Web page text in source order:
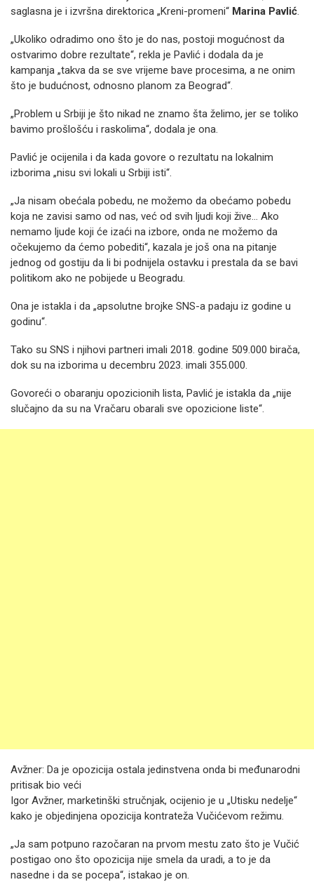
saglasna je i izvršna direktorica „Kreni-promeni“ Marina Pavlić.
„Ukoliko odradimo ono što je do nas, postoji mogućnost da
ostvarimo dobre rezultate“, rekla je Pavlić i dodala da je
kampanja „takva da se sve vrijeme bave procesima, a ne onim
što je budućnost, odnosno planom za Beograd“.
„Problem u Srbiji je što nikad ne znamo šta želimo, jer se toliko
bavimo prošlošću i raskolima“, dodala je ona.
Pavlić je ocijenila i da kada govore o rezultatu na lokalnim
izborima „nisu svi lokali u Srbiji isti“.
„Ja nisam obećala pobedu, ne možemo da obećamo pobedu
koja ne zavisi samo od nas, već od svih ljudi koji žive… Ako
nemamo ljude koji će izaći na izbore, onda ne možemo da
očekujemo da ćemo pobediti“, kazala je još ona na pitanje
jednog od gostiju da li bi podnijela ostavku i prestala da se bavi
politikom ako ne pobijede u Beogradu.
Ona je istakla i da „apsolutne brojke SNS-a padaju iz godine u
godinu“.
Tako su SNS i njihovi partneri imali 2018. godine 509.000 birača,
dok su na izborima u decembru 2023. imali 355.000.
Govoreći o obaranju opozicionih lista, Pavlić je istakla da „nije
slučajno da su na Vračaru obarali sve opozicione liste“.
Avžner: Da je opozicija ostala jedinstvena onda bi međunarodni
pritisak bio veći
Igor Avžner, marketinški stručnjak, ocijenio je u „Utisku nedelje“
kako je objedinjena opozicija kontrateža Vučićevom režimu.
„Ja sam potpuno razočaran na prvom mestu zato što je Vučić
postigao ono što opozicija nije smela da uradi, a to je da
nasedne i da se pocepa“, istakao je on.